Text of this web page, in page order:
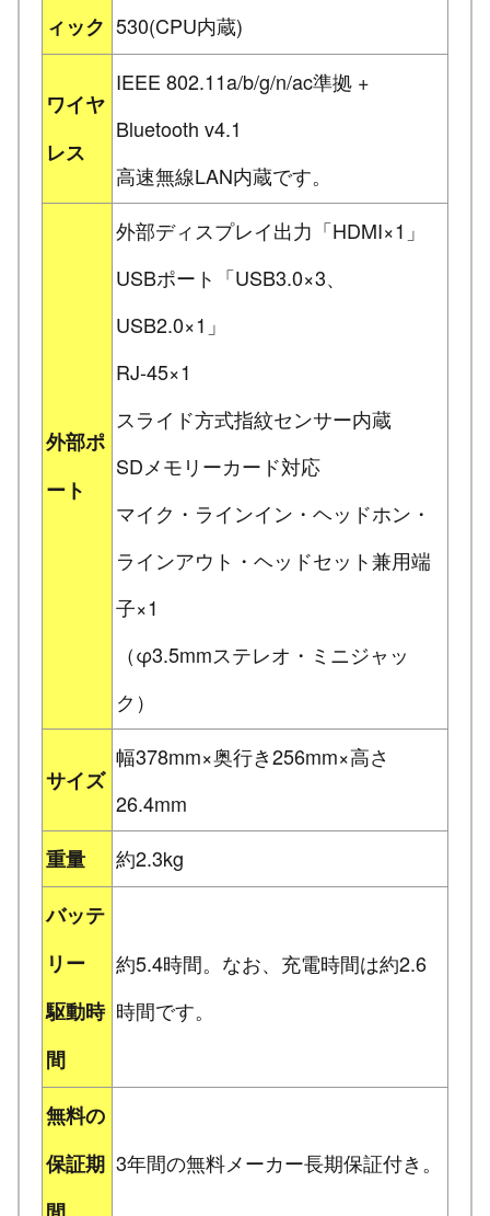
ィック 530(CPU内蔵)
ワイヤ
レス
IEEE 802.11a/b/g/n/ac準拠 +
Bluetooth v4.1
高速無線LAN内蔵です。
外部ポ
ート
外部ディスプレイ出力「HDMI×1」
USBポート「USB3.0×3、
USB2.0×1」
RJ-45×1
スライド方式指紋センサー内蔵
SDメモリーカード対応
マイク・ラインイン・ヘッドホン・
ラインアウト・ヘッドセット兼用端
子×1
（φ3.5mmステレオ・ミニジャッ
ク）
サイズ
幅378mm×奥行き256mm×高さ
26.4mm
重量
約2.3kg
バッテ
リー
駆動時
間
約5.4時間。なお、充電時間は約2.6
時間です。
無料の
保証期 3年間の無料メーカー長期保証付き。